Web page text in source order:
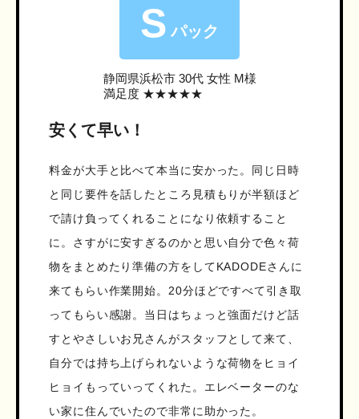
S パック
静岡県浜松市30代 女性 M様
満足度 ★★★★★
安くて早い！
料金が大手と比べて本当に安かった。同じ日時
と同じ要件を話したところ見積もりが半額ほど
で請け負ってくれることになり依頼すること
に。さすがに安すぎるのかと思い自分で色々荷
物をまとめたり準備の方をしてKADODEさんに
来てもらい作業開始。20分ほどですべて引き取
ってもらい感謝。当日はちょっと強面だけど話
すとやさしいお兄さんがスタッフとして来て、
自分では持ち上げられないような荷物をヒョイ
ヒョイもっていってくれた。エレベーターのな
い家に住んでいたので非常に助かった。